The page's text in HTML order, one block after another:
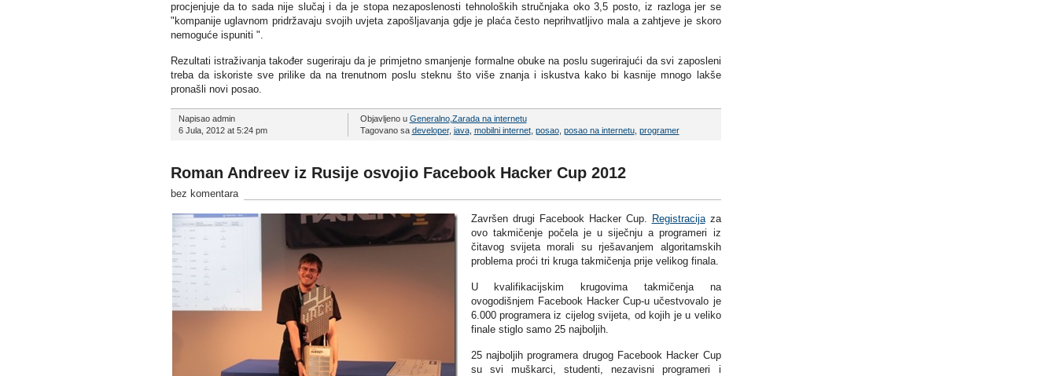
procjenjuje da to sada nije slučaj i da je stopa nezaposlenosti tehnoloških stručnjaka oko 3,5 posto, iz razloga jer se
"kompanije uglavnom pridržavaju svojih uvjeta zapošljavanja gdje je plaća često neprihvatljivo mala a zahtjeve je skoro
nemoguće ispuniti ".
Rezultati istraživanja također sugeriraju da je primjetno smanjenje formalne obuke na poslu sugerirajući da svi zaposleni
treba da iskoriste sve prilike da na trenutnom poslu steknu što više znanja i iskustva kako bi kasnije mnogo lakše
pronašli novi posao.
Napisao admin
6 Jula, 2012 at 5:24 pm
Objavljeno u Generalno, Zarada na internetu
Tagovano sa developer, java, mobilni internet, posao, posao na internetu, programer
Roman Andreev iz Rusije osvojio Facebook Hacker Cup 2012
bez komentara
Završen drugi Facebook Hacker Cup. Registracijaza
ovo takmičenje počela je u siječnju a programeri iz
čitavog svijeta morali su rješavanjem algoritamskih
problema proći tri kruga takmičenja prije velikog finala.
U kvalifikacijskim krugovima takmičenja na
ovogodišnjem Facebook Hacker Cup-u učestvovalo je
6.000 programera iz cijelog svijeta, od kojih je u veliko
finale stiglo samo 25 najboljih.
25 najboljih programera drugog Facebook Hacker Cup
su svi muškarci, studenti, nezavisni programeri i